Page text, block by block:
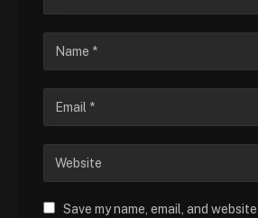
Save my name, email, and